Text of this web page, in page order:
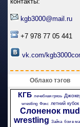
kgb3000@mail.ru
+7 978 77 05 441
vk.com/
Облако тэгов
КГБ лечебная грязь
wrestling Фокс летний кубок
Слоненок mud
wrestling Зайка бои в